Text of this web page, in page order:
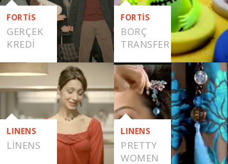
FORTİS
GERÇEK
KREDI
FORTİS
BORÇ
TRANSFER
LINENS
LINENS
LINENS
PRETTY
WOMEN